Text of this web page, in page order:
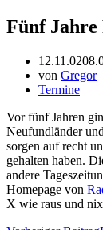
Fünf Jahre
12.11.02
von Gregor
Termine
Vor fünf Jahren
Neufundländer
sorgen auf recht
gehalten haben.
andere
Homepage von
X wie raus und